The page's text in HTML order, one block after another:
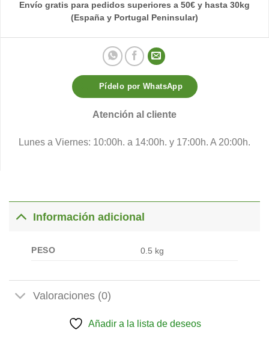
Envío gratis para pedidos superiores a 50€ y hasta 30kg
(España y Portugal Peninsular)
Pídelo por WhatsApp
Atención al cliente
Lunes a Viernes: 10:00h. a 14:00h. y 17:00h. A 20:00h.
Información adicional
PESO 0.5 kg
Valoraciones (0)
Añadir a la lista de deseos